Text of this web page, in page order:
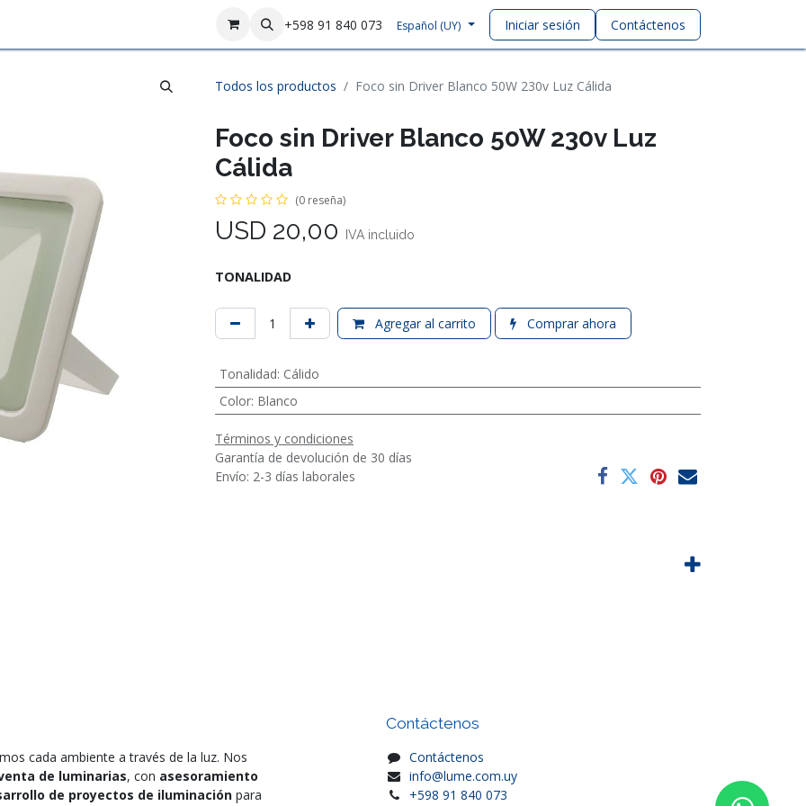
+598 91 840 073 Español (UY) Iniciar sesión Contáctenos
Todos los productos Foco sin Driver Blanco 50W 230v Luz Cálida
Foco sin Driver Blanco 50W 230v Luz
Cálida
(0 reseña)
USD 20,00 IVA incluido
TONALIDAD
Agregar al carrito Comprar ahora
Tonalidad: Cálido
Color: Blanco
Términos y condiciones
Garantía de devolución de 30 días
Envío: 2-3 días laborales
cada ambiente a través de la luz. Nos
de luminarias, con asesoramiento
de proyectos de iluminación para
Contáctenos
Contáctenos
info@lume.com.uy
+598 91 840 073